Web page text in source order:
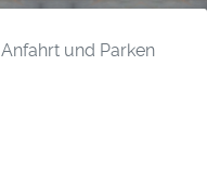
Anfahrt und Parken